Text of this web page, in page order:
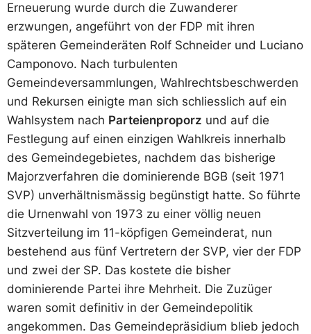
Erneuerung wurde durch die Zuwanderer
erzwungen, angeführt von der FDP mit ihren
späteren Gemeinderäten Rolf Schneider und Luciano
Camponovo. Nach turbulenten
Gemeindeversammlungen, Wahlrechtsbeschwerden
und Rekursen einigte man sich schliesslich auf ein
Wahlsystem nach Parteienproporz und auf die
Festlegung auf einen einzigen Wahlkreis innerhalb
des Gemeindegebietes, nachdem das bisherige
Majorzverfahren die dominierende BGB (seit 1971
SVP) unverhältnismässig begünstigt hatte. So führte
die Urnenwahl von 1973 zu einer völlig neuen
Sitzverteilung im 11-köpfigen Gemeinderat, nun
bestehend aus fünf Vertretern der SVP, vier der FDP
und zwei der SP. Das kostete die bisher
dominierende Partei ihre Mehrheit. Die Zuzüger
waren somit definitiv in der Gemeindepolitik
angekommen. Das Gemeindepräsidium blieb jedoch